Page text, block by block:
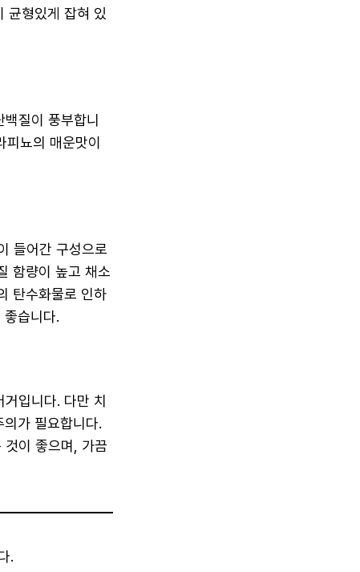
균형있게 잡혀 있
질이 풍부합니
피뇨의 매운맛이
들어간 구성으로
함량이 높고 채소
탄수화물로 인하
습니다.
입니다. 다만 치
가 필요합니다.
것이 좋으며, 가끔
.